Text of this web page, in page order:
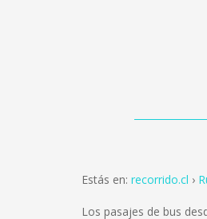
Estás en: recorrido.cl
Los pasajes de bus